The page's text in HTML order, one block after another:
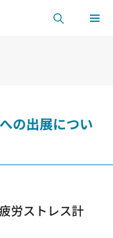
の出展につい
労ストレス計